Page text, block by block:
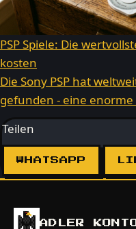
PSP Spiele: Die
kosten
Die Sony PSP hat
gefunden - eine
Teilen
WHATSAPP
ADLER